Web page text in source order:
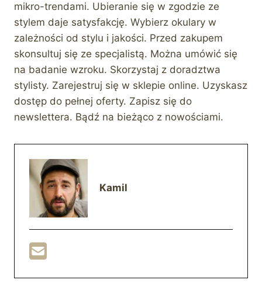
mikro-trendami. Ubieranie się w zgodzie ze
stylem daje satysfakcję. Wybierz okulary w
zależności od stylu i jakości. Przed zakupem
skonsultuj się ze specjalistą. Można umówić się
na badanie wzroku. Skorzystaj z doradztwa
stylisty. Zarejestruj się w sklepie online. Uzyskasz
dostęp do pełnej oferty. Zapisz się do
newslettera. Bądź na bieżąco z nowościami.
Kamil